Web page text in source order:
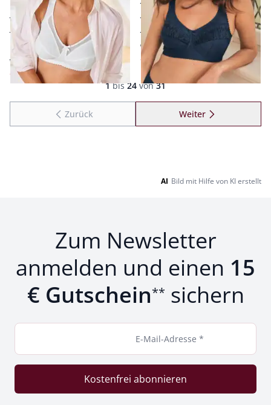
Einsatz
bequem elastische Cups
hält und stützt bis Cup-
Größe E
ab € 39,95
ab€ 19,95 (-50%)
optimaler Halt
mit verstärkten Nähten
hält und stützt bis Cup F
ab € 49,95
ab€ 29,95 (-40%)
Seite 1 geladen. Zeige Produkte 1 bis 24 von 31.
1bis24 von31
Zurück Weiterzu Seite 2
AI Bild mit Hilfe von KI erstellt
Zum Newsletter
anmelden und einen 15
€ Gutschein** sichern
E-Mail-Adresse *
Kostenfrei abonnieren